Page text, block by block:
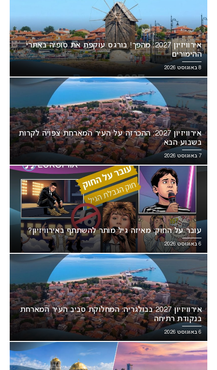
אירוויזיון 2027: מהפך! בורגס עוקפת את סופיה באתרי
ההימורים
8 באוגוסט 2026
אירוויזיון 2027: ההכרזה על העיר המארחת צפויה לקרות
בשבוע הבא
7 באוגוסט 2026
עובר על החוק: מאיזה גיל מותר להשתתף באירוויזיון?
6 באוגוסט 2026
אירוויזיון 2027 בבולגריה: המחלוקת סביב העיר המארחת
בנקודת רתיחה
6 באוגוסט 2026